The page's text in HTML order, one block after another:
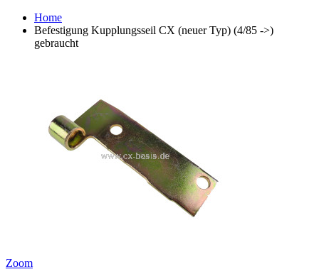
Home
Befestigung Kupplungsseil CX (neuer Typ) (4/85 ->)
gebraucht
Zoom